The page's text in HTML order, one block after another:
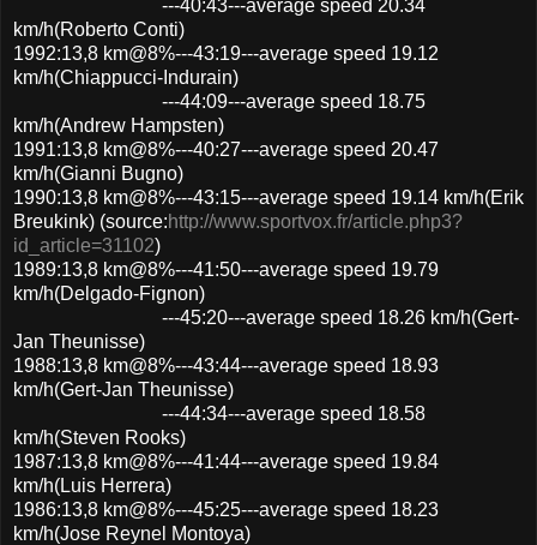
---40:43---average speed 20.34
km/h(Roberto Conti)
1992:13,8 km@8%---43:19---average speed 19.12
km/h(Chiappucci-Indurain)
---44:09---average speed 18.75
km/h(Andrew Hampsten)
1991:13,8 km@8%---40:27---average speed 20.47
km/h(Gianni Bugno)
1990:13,8 km@8%---43:15---average speed 19.14 km/h(Erik
Breukink) (source:http://www.sportvox.fr/article.php3?
id_article=31102)
1989:13,8 km@8%---41:50---average speed 19.79
km/h(Delgado-Fignon)
---45:20---average speed 18.26 km/h(Gert-
Jan Theunisse)
1988:13,8 km@8%---43:44---average speed 18.93
km/h(Gert-Jan Theunisse)
---44:34---average speed 18.58
km/h(Steven Rooks)
1987:13,8 km@8%---41:44---average speed 19.84
km/h(Luis Herrera)
1986:13,8 km@8%---45:25---average speed 18.23
km/h(Jose Reynel Montoya)